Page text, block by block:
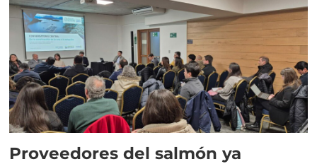
Proveedores del salmón ya